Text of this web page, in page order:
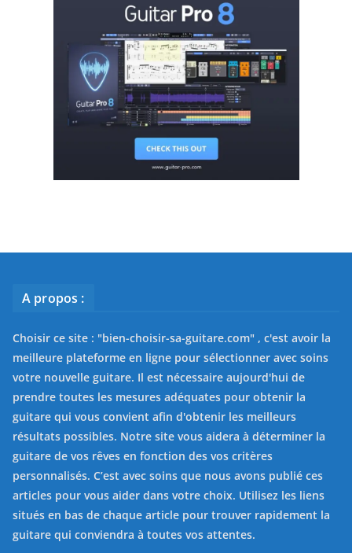
A propos :
Choisir ce site : "bien-choisir-sa-guitare.com" , c'est avoir la
meilleure plateforme en ligne pour sélectionner avec soins
votre nouvelle guitare. Il est nécessaire aujourd'hui de
prendre toutes les mesures adéquates pour obtenir la
guitare qui vous convient afin d'obtenir les meilleurs
résultats possibles. Notre site vous aidera à déterminer la
guitare de vos rêves en fonction des vos critères
personnalisés. C’est avec soins que nous avons publié ces
articles pour vous aider dans votre choix. Utilisez les liens
situés en bas de chaque article pour trouver rapidement la
guitare qui conviendra à toutes vos attentes.